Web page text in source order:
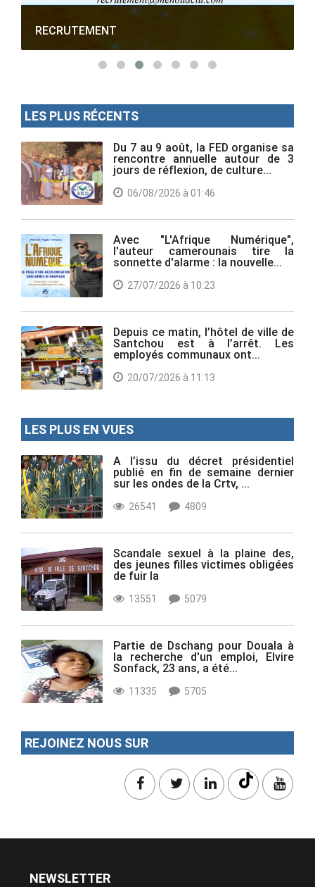
RECRUTEMENT
LES PLUS RÉCENTS
Du 7 au 9 août, la FED organise sa
rencontre annuelle autour de 3
jours de réflexion, de culture...
06/08/2026 à 01:46
Avec "L'Afrique Numérique",
l'auteur camerounais tire la
sonnette d'alarme : la nouvelle...
27/07/2026 à 10:23
Depuis ce matin, l’hôtel de ville de
Santchou est à l’arrêt. Les
employés communaux ont...
20/07/2026 à 11:13
LES PLUS EN VUES
A l’issu du décret présidentiel
publié en fin de semaine dernier
sur les ondes de la Crtv, ...
26541 4809
Scandale sexuel à la plaine des,
des jeunes filles victimes obligées
de fuir la
13551 5079
Partie de Dschang pour Douala à
la recherche d'un emploi, Elvire
Sonfack, 23 ans, a été...
11335 5705
REJOINEZ NOUS SUR
NEWSLETTER